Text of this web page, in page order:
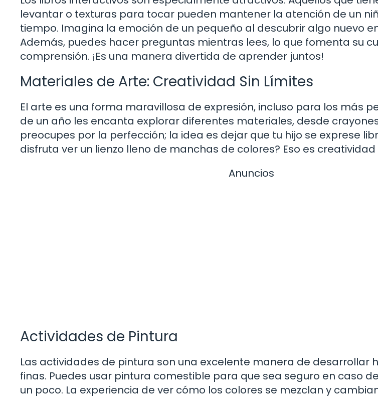
levantar o texturas para tocar pueden mantener la atención de un
tiempo. Imagina la emoción de un pequeño al descubrir algo nuevo
Además, puedes hacer preguntas mientras lees, lo que fomenta su
comprensión. ¡Es una manera divertida de aprender juntos!
Materiales de Arte: Creatividad Sin Límites
El arte es una forma maravillosa de expresión, incluso para los más
de un año les encanta explorar diferentes materiales, desde
preocupes por la perfección; la idea es dejar que tu hijo se exprese
disfruta ver un lienzo lleno de manchas de colores? Eso es creatividad
Anuncios
Actividades de Pintura
Las actividades de pintura son una excelente manera de desarrollar
finas. Puedes usar pintura comestible para que sea seguro en caso
un poco. La experiencia de ver cómo los colores se mezclan y